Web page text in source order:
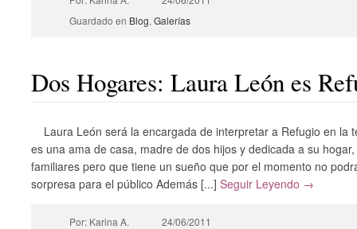
Guardado en Blog, Galerías
Dos Hogares: Laura León es
Laura León será la encargada de interpretar a Refugio en la
es una ama de casa, madre de dos hijos y dedicada a su
familiares pero que tiene un sueño que por el momento no
sorpresa para el público Además [...]Seguir Leyendo →
Por: Karina A.
24/06/2011